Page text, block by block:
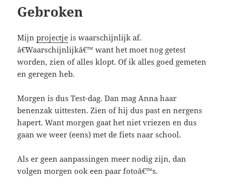
Gebroken
Mijnprojectje is waarschijnlijk af.
â€˜Waarschijnlijkâ€™ want het moet nog getest
worden, zien of alles klopt. Of ik alles goed gemeten
en geregen heb.
Morgen is dus Test-dag. Dan mag Anna haar
benenzak uittesten. Zien of hij dus past en nergens
hapert. Want morgen gaat het niet vriezen en dus
gaan we weer (eens) met de fiets naar school.
Als er geen aanpassingen meer nodig zijn, dan
volgen morgen ook een paar fotoâ€™s.